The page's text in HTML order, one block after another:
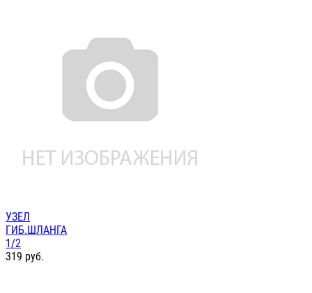
УЗЕЛ
ГИБ.ШЛАНГА
1/2
319 руб.